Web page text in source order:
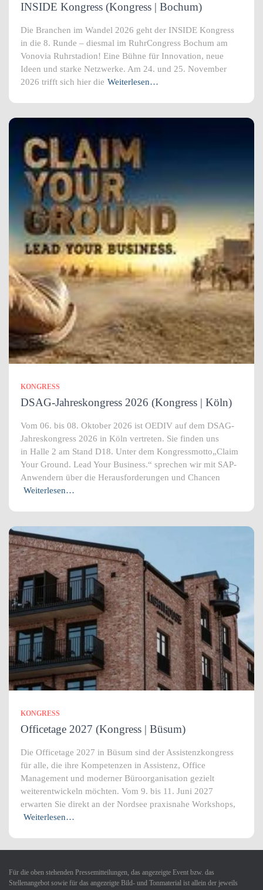
INSIDE Kongress (Kongress | Bochum)
Die Branchen im Wandel 2026 geht der INSIDE Kongress
in die 8. Runde – diesmal im RuhrCongress Bochum am
Vonovia Ruhrstadion! Eine Bühne für Innovation, neue
Ideen und starke Netzwerke. Am 24. und 25. November
2026 trifft sich hier die Weiterlesen…
KONGRESS
DSAG-Jahreskongress 2026 (Kongress | Köln)
Vom 06. bis 08. Oktober 2026 ist OEDIV auf dem DSAG-
Jahreskongress 2026 in Köln vertreten. Sie finden uns
in Halle 2 am Stand D18. Unter dem Kongressmotto„Claim
Your Ground. Lead Your Business.“ sprechen wir mit SAP-
Anwendern über die Herausforderungen und Chancen
Weiterlesen…
KONGRESS
Officetage 2027 (Kongress | Büsum)
Die Officetage 2027 in Büsum sind der Assistenzkongress
für alle, die ihre Kompetenzen in Assistenz, Office
Management und moderner Büroorganisation gezielt
weiterentwickeln möchten. Vom 9. bis 11. Juni 2027
erwarten Sie direkt an der Nordsee praxisnahe Workshops,
Weiterlesen…
Für die oben stehenden Pressemitteilungen, das angezeigte Event bzw. das
Stellenangebot sowie für das angezeigte Bild- und Tonmaterial ist allein der jeweils